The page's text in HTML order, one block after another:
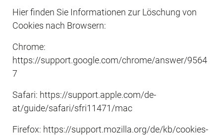
Hier finden Sie Informationen zur Löschung von
Cookies nach Browsern:
Chrome:
https://support.google.com/chrome/answer/9564
7
Safari: https://support.apple.com/de-
at/guide/safari/sfri11471/mac
Firefox: https://support.mozilla.org/de/kb/cookies-